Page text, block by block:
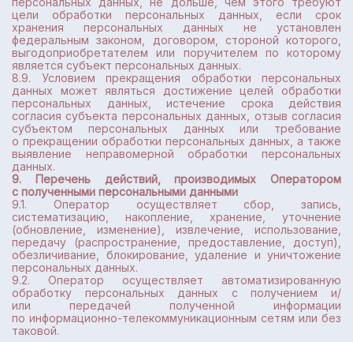
цели обработки персональных данных, если срок
хранения персональных данных не установлен
федеральным законом, договором, стороной которого,
выгодоприобретателем или поручителем по которому
является субъект персональных данных.
8.9. Условием прекращения обработки персональных
данных может являться достижение целей обработки
персональных данных, истечение срока действия
согласия субъекта персональных данных, отзыв согласия
субъектом персональных данных или требование
о прекращении обработки персональных данных, а также
выявление неправомерной обработки персональных
данных.
9. Перечень действий, производимых Оператором
с полученными персональными данными
9.1. Оператор осуществляет сбор, запись,
систематизацию, накопление, хранение, уточнение
(обновление, изменение), извлечение, использование,
передачу (распространение, предоставление, доступ),
обезличивание, блокирование, удаление и уничтожение
персональных данных.
9.2. Оператор осуществляет автоматизированную
обработку персональных данных с получением и/
или передачей полученной информации
по информационно-телекоммуникационным сетям или без
таковой.